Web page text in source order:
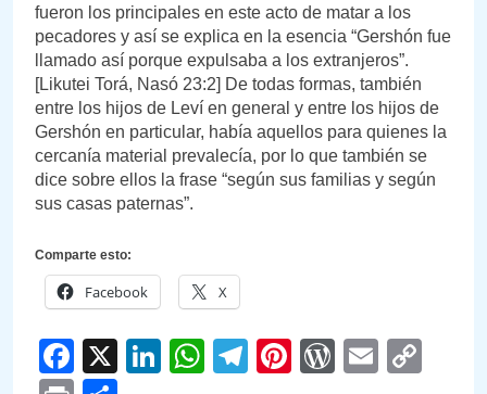
fueron los principales en este acto de matar a los
pecadores y así se explica en la esencia “Gershón fue
llamado así porque expulsaba a los extranjeros”.
[Likutei Torá, Nasó 23:2] De todas formas, también
entre los hijos de Leví en general y entre los hijos de
Gershón en particular, había aquellos para quienes la
cercanía material prevalecía, por lo que también se
dice sobre ellos la frase “según sus familias y según
sus casas paternas”.
Comparte esto:
Facebook X
Facebook
X LinkedIn
WhatsApp
Telegram
PinterestEmail